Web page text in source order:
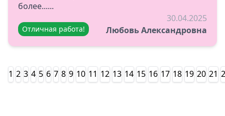
более......
Отличная работа!
30.04.2025
Любовь Александровна
1 2 3 4 5 6 7 8 9 10 11 12 13 14 15 16 17 18 19 20 21